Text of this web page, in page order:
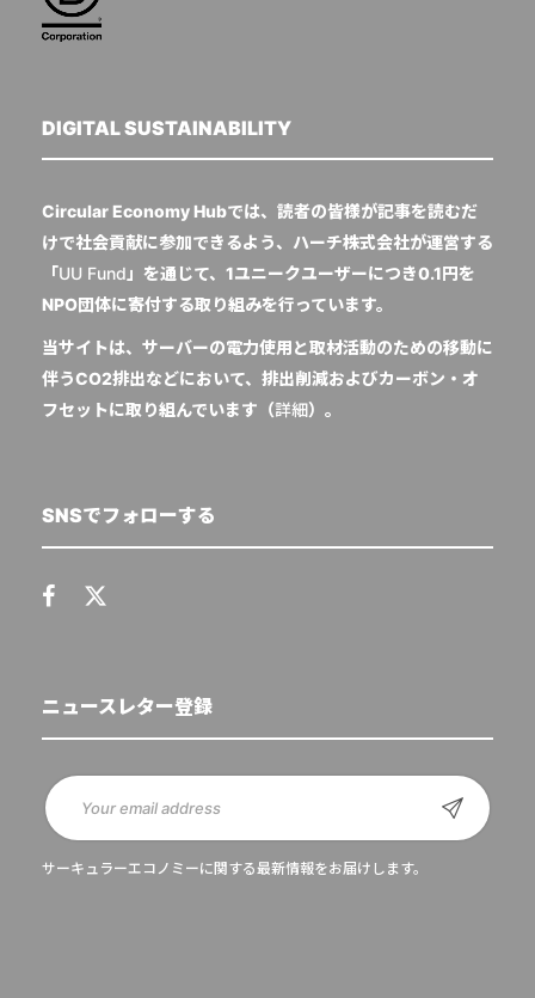
DIGITAL SUSTAINABILITY
Circular Economy Hubでは、読者の皆様が記事を読むだ
けで社会貢献に参加できるよう、ハーチ株式会社が運営する
「UU Fund 」を通じて、1ユニークユーザーにつき0.1円を
NPO団体に寄付する取り組みを行っています。
当サイトは、サーバーの電力使用と取材活動のための移動に
伴うCO2排出などにおいて、排出削減およびカーボン・オ
フセットに取り組んでいます（詳細）。
SNSでフォローする
ニュースレター登録
サーキュラーエコノミーに関する最新情報をお届けします。